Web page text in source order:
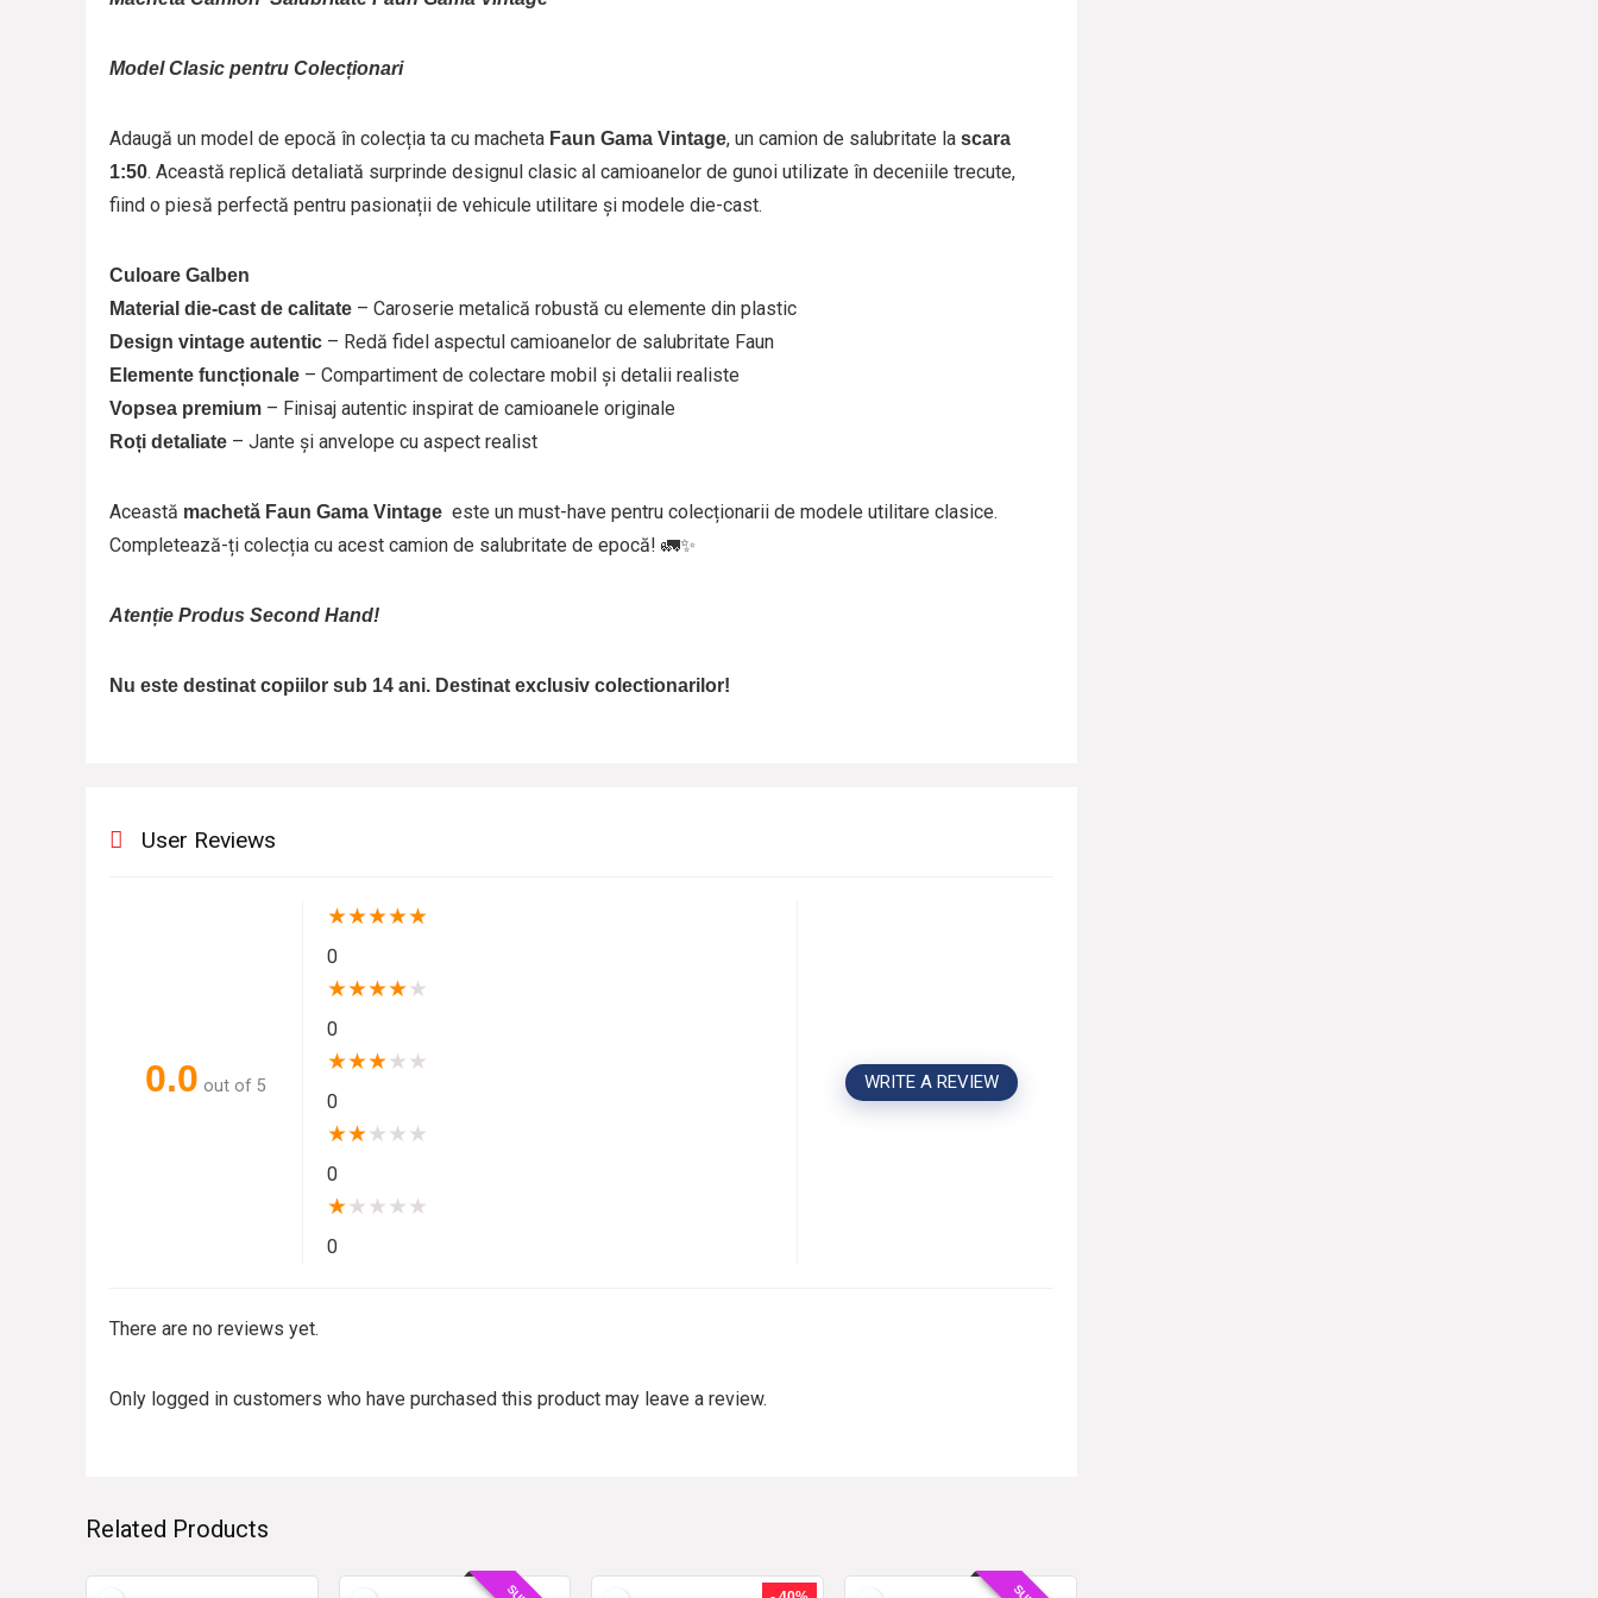
Model Clasic pentru Colecționari
Adaugă un model de epocă în colecția ta cu macheta Faun Gama Vintage, un camion de salubritate la scara
1:50. Această replică detaliată surprinde designul clasic al camioanelor de gunoi utilizate în deceniile trecute,
fiind o piesă perfectă pentru pasionații de vehicule utilitare și modele die-cast.
Culoare Galben
Material die-cast de calitate – Caroserie metalică robustă cu elemente din plastic
Design vintage autentic – Redă fidel aspectul camioanelor de salubritate Faun
Elemente funcționale – Compartiment de colectare mobil și detalii realiste
Vopsea premium – Finisaj autentic inspirat de camioanele originale
Roți detaliate – Jante și anvelope cu aspect realist
Această machetă Faun Gama Vintage este un must-have pentru colecționarii de modele utilitare clasice.
Completează-ți colecția cu acest camion de salubritate de epocă! 🚛✨
Atenție Produs Second Hand!
Nu este destinat copiilor sub 14 ani. Destinat exclusiv colectionarilor!
User Reviews
0.0 out of 5
★★★★★
0
★★★★★
0
★★★★ ★
0
★★★ ★ ★
0
★★ ★ ★ ★
0
WRITE A REVIEW
There are no reviews yet.
Only logged in customers who have purchased this product may leave a review.
Related Products